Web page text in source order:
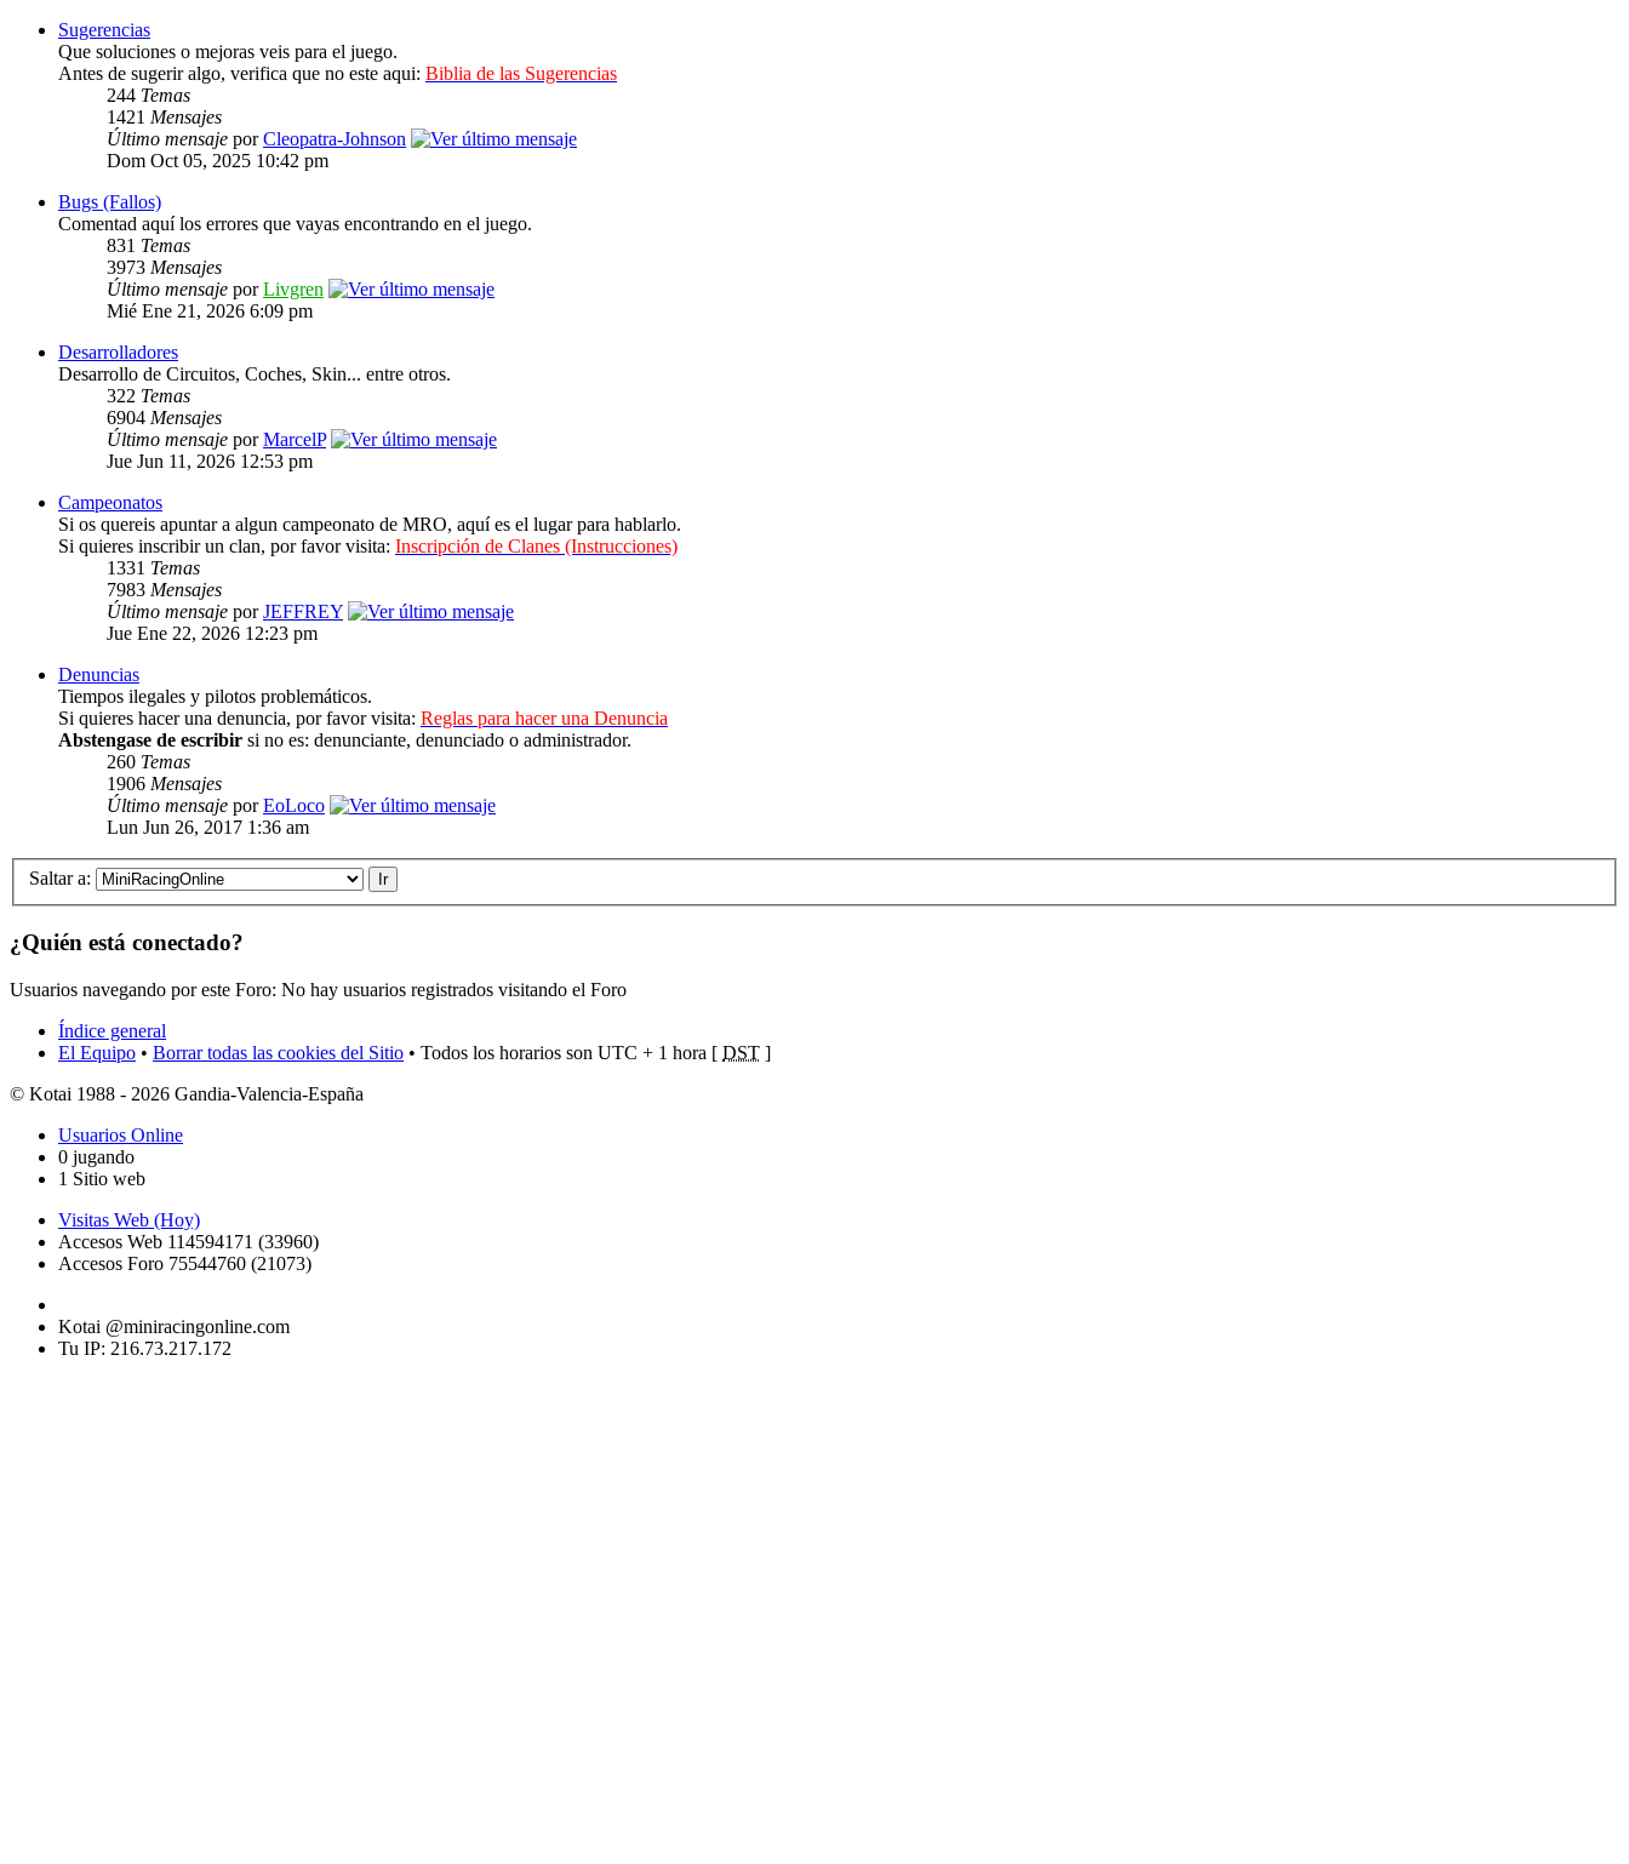
Sugerencias
Que soluciones o mejoras veis para el juego.
Antes de sugerir algo, verifica que no este aqui: Biblia de las Sugerencias
244 Temas
1421 Mensajes
Último mensaje porCleopatra-Johnson
Dom Oct 05, 2025 10:42 pm
Bugs (Fallos)
Comentad aquí los errores que vayas encontrando en el juego.
831 Temas
3973 Mensajes
Último mensaje porLivgren
Mié Ene 21, 2026 6:09 pm
Desarrolladores
Desarrollo de Circuitos, Coches, Skin... entre otros.
322 Temas
6904 Mensajes
Último mensaje porMarcelP
Jue Jun 11, 2026 12:53 pm
Campeonatos
Si os quereis apuntar a algun campeonato de MRO, aquí es el lugar para hablarlo.
Si quieres inscribir un clan, por favor visita: Inscripción de Clanes (Instrucciones)
1331 Temas
7983 Mensajes
Último mensaje porJEFFREY
Jue Ene 22, 2026 12:23 pm
Denuncias
Tiempos ilegales y pilotos problemáticos.
Si quieres hacer una denuncia, por favor visita: Reglas para hacer una Denuncia
Abstengase de escribir si no es: denunciante, denunciado o administrador.
260 Temas
1906 Mensajes
Último mensaje porEoLoco
Lun Jun 26, 2017 1:36 am
Saltar a:
¿Quién está conectado?
Usuarios navegando por este Foro: No hay usuarios registrados visitando el Foro
Índice general
El Equipo • Borrar todas las cookies del Sitio • Todos los horarios son UTC + 1 hora [ DST ]
© Kotai 1988 - 2026 Gandia-Valencia-España
Usuarios Online
0 jugando
1 Sitio web
Visitas Web (Hoy)
Accesos Web 114594171 (33960)
Accesos Foro 75544760 (21073)
Kotai @miniracingonline.com
Tu IP: 216.73.217.172